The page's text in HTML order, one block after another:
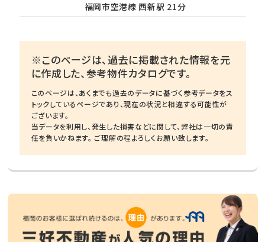
福岡市空港線 西新駅 21分
※このページは、過去に掲載された情報を元
に作成した、参考物件カタログです。
このページは、あくまでも過去のデータに基づく参考データをス
トックしているページであり、現在の状況と相違する可能性が
ございます。
当データを利用し、発生した損害などに関して、弊社は一切の責
任を負いかねます。 ご理解の程よろしくお願い致します。